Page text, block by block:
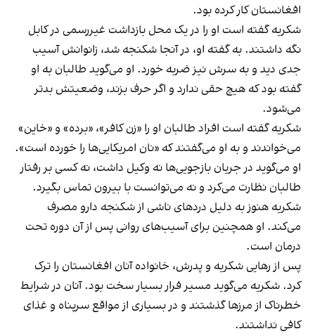
افغانستان کار کرده بود.
شکریه گفته است او را در یک محل بازداشت غیررسمی در کابل
نگه داشتند. به گفته او، در آنجا شکنجه شد، زانوانش آسیب
جدی دید و به سرش نیز ضربه خورد. او می‌گوید طالبان به او
گفته بود که هیچ حقی ندارد و اگر حرف بزند، وضعیتش بدتر
می‌شود.
شکریه گفته است افراد طالبان او را «زن کافر»، «برده» و «خاین»
می‌خواندند و به او می‌گفتند که «نان امریکایی‌ها را خورده است».
او می‌گوید در جریان بازجویی‌ها نه وکیل داشت، نه کسی بر رفتار
طالبان نظارت می‌کرد و نه می‌توانست با بیرون تماس بگیرد.
شکریه هنوز به دلیل دردهای ناشی از شکنجه دارو مصرف
می‌کند. او همچنین برای آسیب‌های روانی پس از آن دوره تحت
درمان است.
پس از رهایی شکریه و پدرش، خانواده آنان افغانستان را ترک
کرد. شکریه می‌گوید مسیر فرار بسیار سخت بود. آنان در شرایط
خطرناک از مرزها گذشتند و در بسیاری از مواقع سرپناه و غذای
کافی نداشتند.